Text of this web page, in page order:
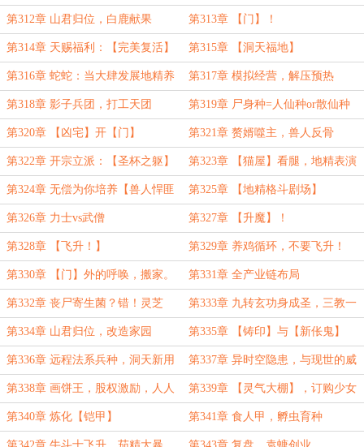
名赞助！
第312章 山君归位，白鹿献果 第313章 【门】！
第314章 天赐福利：【完美复活】
+若干……
第315章 【洞天福地】
第316章 蛇蛇：当大肆发展地精养
殖业！
第317章 模拟经营，解压预热
第318章 影子兵团，打工天团 第319章 尸身种=人仙种or散仙种
第320章 【凶宅】开【门】 第321章 赘婿噬主，兽人反骨
第322章 开宗立派：【圣杯之躯】 第323章 【猫屋】看腿，地精表演
第324章 无偿为你培养【兽人悍匪
天团】如何？
第325章 【地精格斗剧场】
第326章 力士vs武僧 第327章 【升魔】！
第328章 【飞升！】 第329章 养鸡循环，不要飞升！
第330章 【门】外的呼唤，搬家。 第331章 全产业链布局
第332章 丧尸寄生菌？错！灵芝 第333章 九转玄功身成圣，三教一
家俱是蘑
第334章 山君归位，改造家园 第335章 【铸印】与【新伥鬼】
第336章 远程法系兵种，洞天新用
法
第337章 异时空隐患，与现世的威
胁
第338章 画饼王，股权激励，人人
皆可成神！
第339章 【灵气大棚】，订购少女
祭祀？
第340章 炼化【铠甲】 第341章 食人甲，孵虫育种